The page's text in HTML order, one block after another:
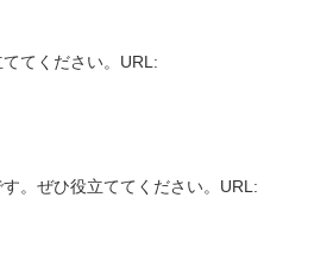
てください。URL:
。ぜひ役立ててください。URL: